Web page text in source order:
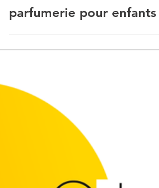
L'histoire de la
parfumerie pour enfants